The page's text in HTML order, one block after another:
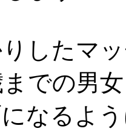
りしたマ
での男
なるよ